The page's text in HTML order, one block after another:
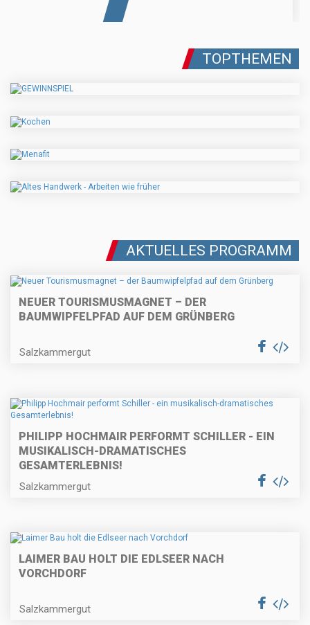
TOPTHEMEN
AKTUELLES PROGRAMM
NEUER TOURISMUSMAGNET – DER
BAUMWIPFELPFAD AUF DEM GRÜNBERG
Salzkammergut
PHILIPP HOCHMAIR PERFORMT SCHILLER - EIN
MUSIKALISCH-DRAMATISCHES
GESAMTERLEBNIS!
Salzkammergut
LAIMER BAU HOLT DIE EDLSEER NACH
VORCHDORF
Salzkammergut